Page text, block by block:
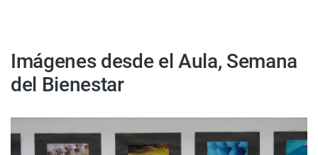
Imágenes desde el Aula, Semana
del Bienestar